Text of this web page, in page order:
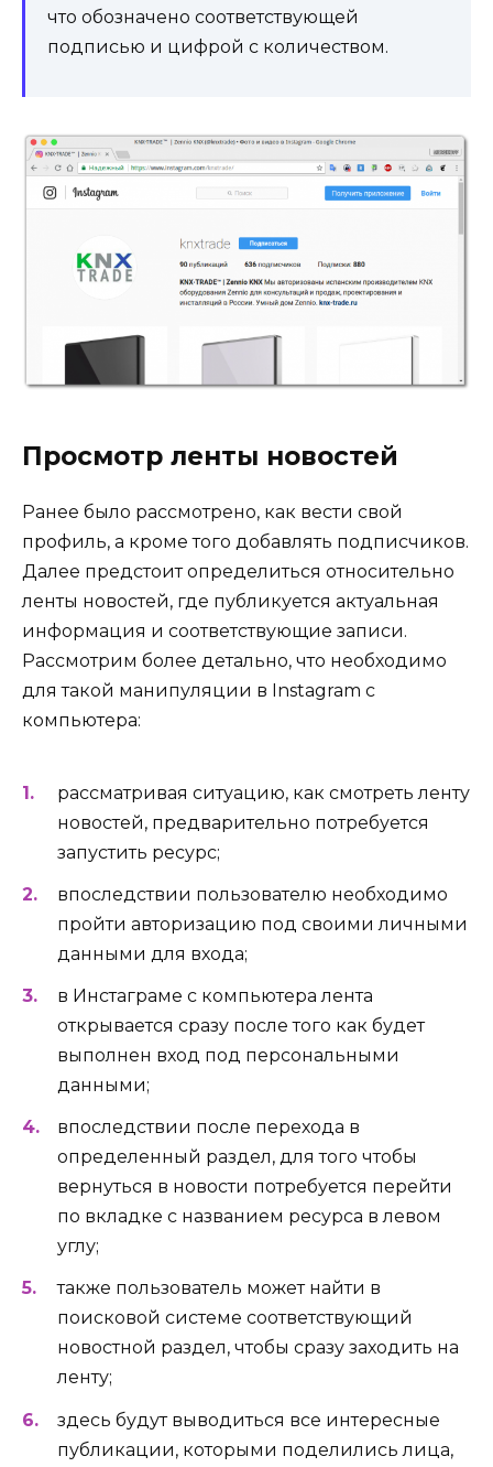
что обозначено соответствующей
подписью и цифрой с количеством.
Просмотр ленты новостей
Ранее было рассмотрено, как вести свой
профиль, а кроме того добавлять подписчиков.
Далее предстоит определиться относительно
ленты новостей, где публикуется актуальная
информация и соответствующие записи.
Рассмотрим более детально, что необходимо
для такой манипуляции в Instagram с
компьютера:
рассматривая ситуацию, как смотреть ленту
новостей, предварительно потребуется
запустить ресурс;
впоследствии пользователю необходимо
пройти авторизацию под своими личными
данными для входа;
в Инстаграме с компьютера лента
открывается сразу после того как будет
выполнен вход под персональными
данными;
впоследствии после перехода в
определенный раздел, для того чтобы
вернуться в новости потребуется перейти
по вкладке с названием ресурса в левом
углу;
также пользователь может найти в
поисковой системе соответствующий
новостной раздел, чтобы сразу заходить на
ленту;
здесь будут выводиться все интересные
публикации, которыми поделились лица,